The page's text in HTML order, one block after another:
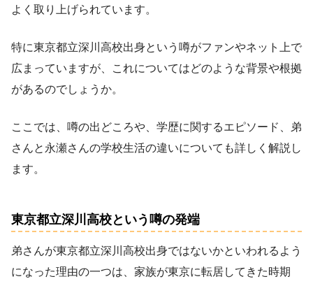
よく取り上げられています。
特に東京都立深川高校出身という噂がファンやネット上で
広まっていますが、これについてはどのような背景や根拠
があるのでしょうか。
ここでは、噂の出どころや、学歴に関するエピソード、弟
さんと永瀬さんの学校生活の違いについても詳しく解説し
ます。
東京都立深川高校という噂の発端
弟さんが東京都立深川高校出身ではないかといわれるよう
になった理由の一つは、家族が東京に転居してきた時期